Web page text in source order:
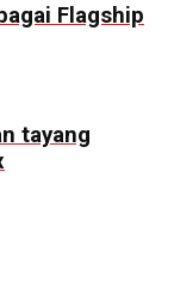
Flagship
tayang